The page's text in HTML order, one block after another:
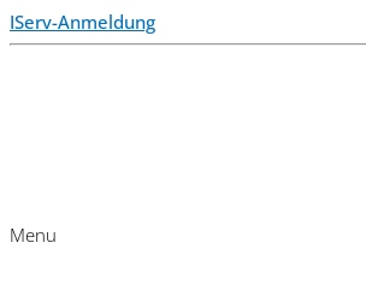
IServ-Anmeldung
Menu